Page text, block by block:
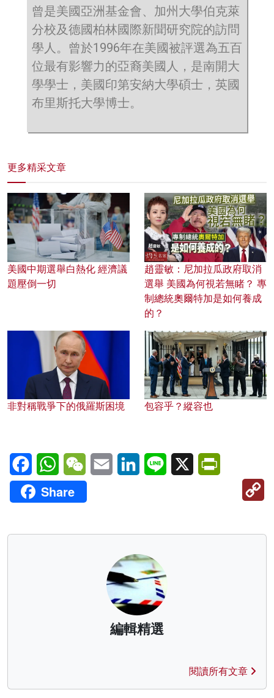
曾是美國亞洲基金會、加州大學伯克萊
分校及德國柏林國際新聞研究院的訪問
學人。曾於1996年在美國被評選為五百
位最有影響力的亞裔美國人，是南開大
學學士，美國印第安納大學碩士，英國
布里斯托大學博士。
更多精采文章
美國中期選舉白熱化 經濟議
題壓倒一切
趙靈敏：尼加拉瓜政府取消
選舉 美國為何視若無睹？ 專
制總統奧爾特加是如何養成
的？
非對稱戰爭下的俄羅斯困境 包容乎？縱容也
FacebookWhatsAppWeChatEmail LinkedInLine X
Share
編輯精選
閱讀所有文章